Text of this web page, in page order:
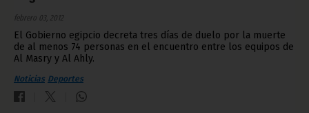
febrero 03, 2012
El Gobierno egipcio decreta tres días de duelo por la muerte
de al menos 74 personas en el encuentro entre los equipos de
Al Masry y Al Ahly.
Noticias Deportes